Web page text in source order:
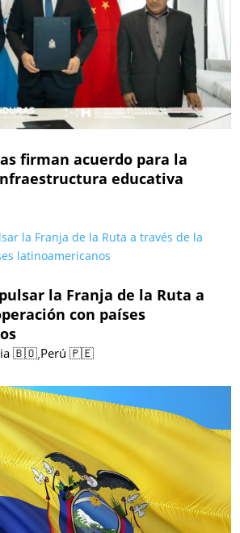
firman acuerdo para la
educativa
la Franja de la Ruta a
con países
🇧🇴,Perú 🇵🇪